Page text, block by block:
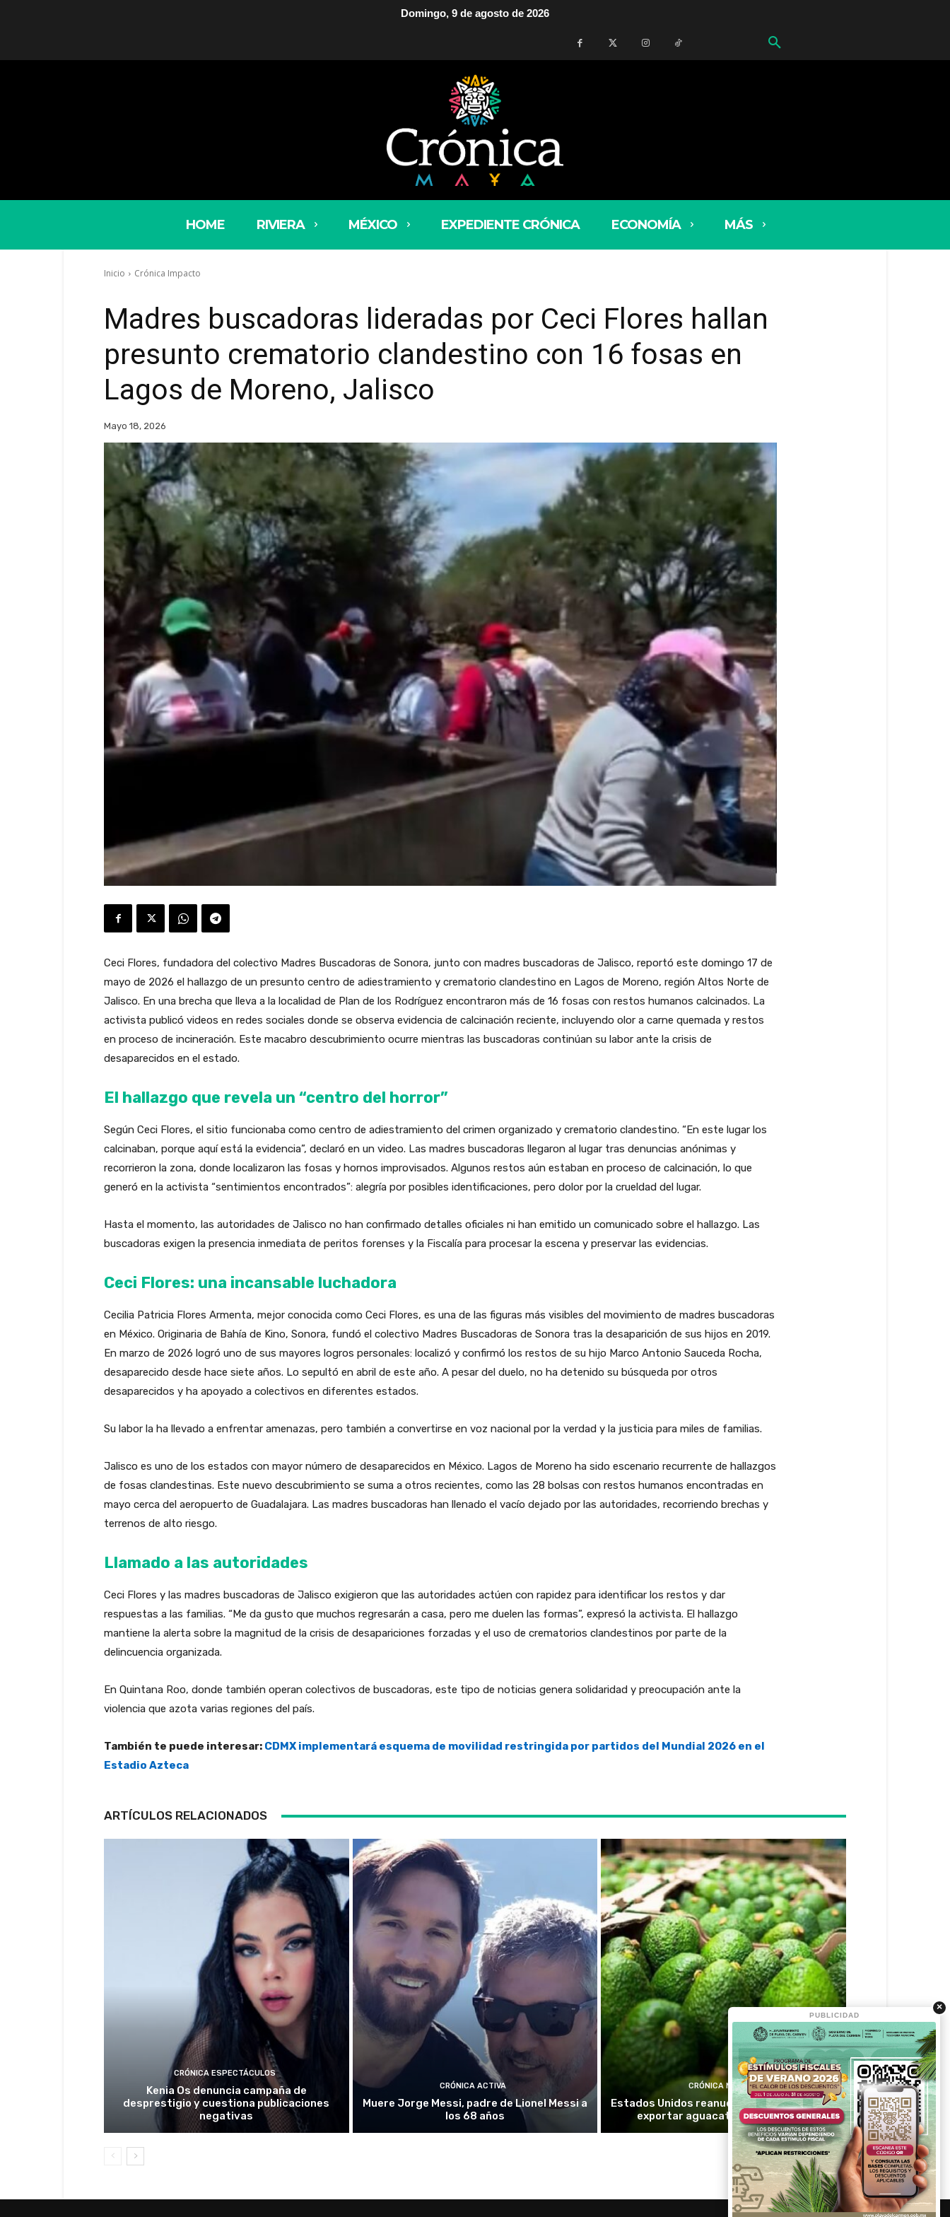
Domingo, 9 de agosto de 2026
HOME RIVIERA MÉXICO EXPEDIENTE CRÓNICA ECONOMÍA MÁS
Inicio Crónica Impacto
Madres buscadoras lideradas por Ceci Flores hallan
presunto crematorio clandestino con 16 fosas en
Lagos de Moreno, Jalisco
Mayo 18, 2026
Ceci Flores, fundadora del colectivo Madres Buscadoras de Sonora, junto con madres buscadoras de Jalisco, reportó este domingo 17 de
mayo de 2026 el hallazgo de un presunto centro de adiestramiento y crematorio clandestino en Lagos de Moreno, región Altos Norte de
Jalisco. En una brecha que lleva a la localidad de Plan de los Rodríguez encontraron más de 16 fosas con restos humanos calcinados. La
activista publicó videos en redes sociales donde se observa evidencia de calcinación reciente, incluyendo olor a carne quemada y restos
en proceso de incineración. Este macabro descubrimiento ocurre mientras las buscadoras continúan su labor ante la crisis de
desaparecidos en el estado.
El hallazgo que revela un “centro del horror”
Según Ceci Flores, el sitio funcionaba como centro de adiestramiento del crimen organizado y crematorio clandestino. “En este lugar los
calcinaban, porque aquí está la evidencia”, declaró en un video. Las madres buscadoras llegaron al lugar tras denuncias anónimas y
recorrieron la zona, donde localizaron las fosas y hornos improvisados. Algunos restos aún estaban en proceso de calcinación, lo que
generó en la activista “sentimientos encontrados”: alegría por posibles identificaciones, pero dolor por la crueldad del lugar.
Hasta el momento, las autoridades de Jalisco no han confirmado detalles oficiales ni han emitido un comunicado sobre el hallazgo. Las
buscadoras exigen la presencia inmediata de peritos forenses y la Fiscalía para procesar la escena y preservar las evidencias.
Ceci Flores: una incansable luchadora
Cecilia Patricia Flores Armenta, mejor conocida como Ceci Flores, es una de las figuras más visibles del movimiento de madres buscadoras
en México. Originaria de Bahía de Kino, Sonora, fundó el colectivo Madres Buscadoras de Sonora tras la desaparición de sus hijos en 2019.
En marzo de 2026 logró uno de sus mayores logros personales: localizó y confirmó los restos de su hijo Marco Antonio Sauceda Rocha,
desaparecido desde hace siete años. Lo sepultó en abril de este año. A pesar del duelo, no ha detenido su búsqueda por otros
desaparecidos y ha apoyado a colectivos en diferentes estados.
Su labor la ha llevado a enfrentar amenazas, pero también a convertirse en voz nacional por la verdad y la justicia para miles de familias.
Jalisco es uno de los estados con mayor número de desaparecidos en México. Lagos de Moreno ha sido escenario recurrente de hallazgos
de fosas clandestinas. Este nuevo descubrimiento se suma a otros recientes, como las 28 bolsas con restos humanos encontradas en
mayo cerca del aeropuerto de Guadalajara. Las madres buscadoras han llenado el vacío dejado por las autoridades, recorriendo brechas y
terrenos de alto riesgo.
Llamado a las autoridades
Ceci Flores y las madres buscadoras de Jalisco exigieron que las autoridades actúen con rapidez para identificar los restos y dar
respuestas a las familias. “Me da gusto que muchos regresarán a casa, pero me duelen las formas”, expresó la activista. El hallazgo
mantiene la alerta sobre la magnitud de la crisis de desapariciones forzadas y el uso de crematorios clandestinos por parte de la
delincuencia organizada.
En Quintana Roo, donde también operan colectivos de buscadoras, este tipo de noticias genera solidaridad y preocupación ante la
violencia que azota varias regiones del país.
También te puede interesar: CDMX implementará esquema de movilidad restringida por partidos del Mundial 2026 en el
Estadio Azteca
ARTÍCULOS RELACIONADOS
CRÓNICA ESPECTÁCULOS
Kenia Os denuncia campaña de
desprestigio y cuestiona publicaciones
negativas
CRÓNICA ACTIVA
Muere Jorge Messi, padre de Lionel Messi a
los 68 años
CRÓNICA MÉXICO
Estados Unidos reanuda inspecciones para
exportar aguacate de Michoacán
×
PUBLICIDAD